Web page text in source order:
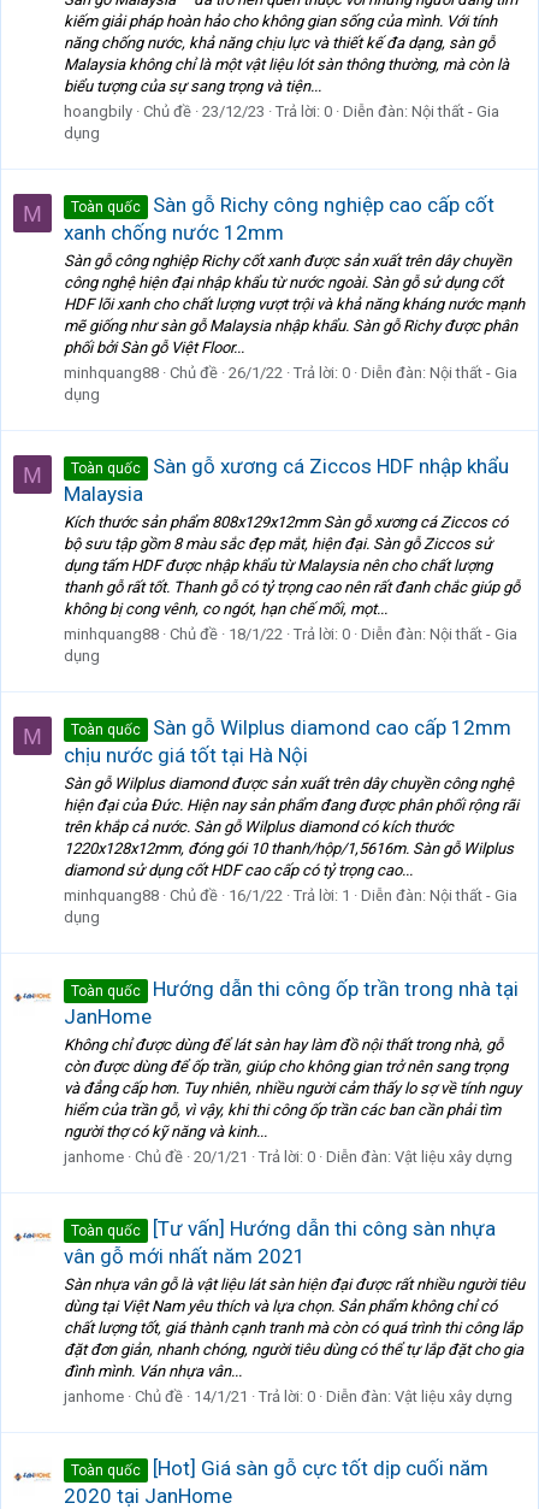
kiếm giải pháp hoàn hảo cho không gian sống của mình. Với tính
năng chống nước, khả năng chịu lực và thiết kế đa dạng, sàn gỗ
Malaysia không chỉ là một vật liệu lót sàn thông thường, mà còn là
biểu tượng của sự sang trọng và tiện...
hoangbily Chủ đề 23/12/23 Trả lời: 0 Diễn đàn: Nội thất - Gia
dụng
M Toàn quốc
Sàn gỗ Richy công nghiệp cao cấp cốt
xanh chống nước 12mm
Sàn gỗ công nghiệp Richy cốt xanh được sản xuất trên dây chuyền
công nghệ hiện đại nhập khẩu từ nước ngoài. Sàn gỗ sử dụng cốt
HDF lõi xanh cho chất lượng vượt trội và khả năng kháng nước mạnh
mẽ giống như sàn gỗ Malaysia nhập khẩu. Sàn gỗ Richy được phân
phối bởi Sàn gỗ Việt Floor...
minhquang88 Chủ đề 26/1/22 Trả lời: 0 Diễn đàn: Nội thất - Gia
dụng
M Toàn quốc
Sàn gỗ xương cá Ziccos HDF nhập khẩu
Malaysia
Kích thước sản phẩm 808x129x12mm Sàn gỗ xương cá Ziccos có
bộ sưu tập gồm 8 màu sắc đẹp mắt, hiện đại. Sàn gỗ Ziccos sử
dụng tấm HDF được nhập khẩu từ Malaysia nên cho chất lượng
thanh gỗ rất tốt. Thanh gỗ có tỷ trọng cao nên rất đanh chắc giúp gỗ
không bị cong vênh, co ngót, hạn chế mối, mọt...
minhquang88 Chủ đề 18/1/22 Trả lời: 0 Diễn đàn: Nội thất - Gia
dụng
M Toàn quốc
Sàn gỗ Wilplus diamond cao cấp 12mm
chịu nước giá tốt tại Hà Nội
Sàn gỗ Wilplus diamond được sản xuất trên dây chuyền công nghệ
hiện đại của Đức. Hiện nay sản phẩm đang được phân phối rộng rãi
trên khắp cả nước. Sàn gỗ Wilplus diamond có kích thước
1220x128x12mm, đóng gói 10 thanh/hộp/1,5616m. Sàn gỗ Wilplus
diamond sử dụng cốt HDF cao cấp có tỷ trọng cao...
minhquang88 Chủ đề 16/1/22 Trả lời: 1 Diễn đàn: Nội thất - Gia
dụng
Toàn quốc
Hướng dẫn thi công ốp trần trong nhà tại
JanHome
Không chỉ được dùng để lát sàn hay làm đồ nội thất trong nhà, gỗ
còn được dùng để ốp trần, giúp cho không gian trở nên sang trọng
và đẳng cấp hơn. Tuy nhiên, nhiều người cảm thấy lo sợ về tính nguy
hiểm của trần gỗ, vì vậy, khi thi công ốp trần các ban cần phải tìm
người thợ có kỹ năng và kinh...
janhome Chủ đề 20/1/21 Trả lời: 0 Diễn đàn: Vật liệu xây dựng
Toàn quốc
[Tư vấn] Hướng dẫn thi công sàn nhựa
vân gỗ mới nhất năm 2021
Sàn nhựa vân gỗ là vật liệu lát sàn hiện đại được rất nhiều người tiêu
dùng tại Việt Nam yêu thích và lựa chọn. Sản phẩm không chỉ có
chất lượng tốt, giá thành cạnh tranh mà còn có quá trình thi công lắp
đặt đơn giản, nhanh chóng, người tiêu dùng có thể tự lắp đặt cho gia
đình mình. Ván nhựa vân...
janhome Chủ đề 14/1/21 Trả lời: 0 Diễn đàn: Vật liệu xây dựng
Toàn quốc
[Hot] Giá sàn gỗ cực tốt dịp cuối năm
2020 tại JanHome